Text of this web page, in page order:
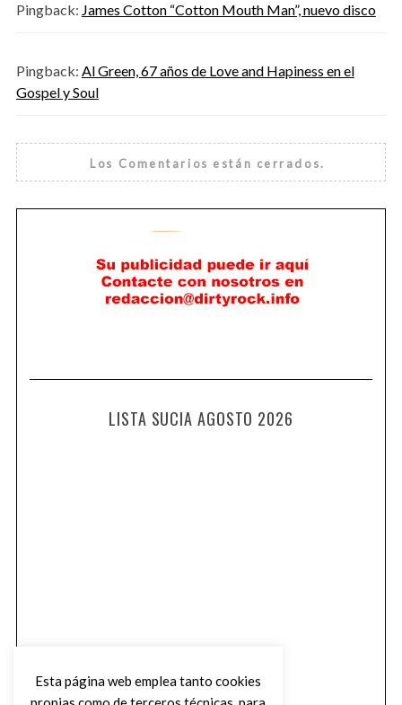
Pingback: James Cotton “Cotton Mouth Man”, nuevo disco
Pingback: Al Green, 67 años de Love and Hapiness en el
Gospel y Soul
Los Comentarios están cerrados.
LISTA SUCIA AGOSTO 2026
Esta página web emplea tanto cookies